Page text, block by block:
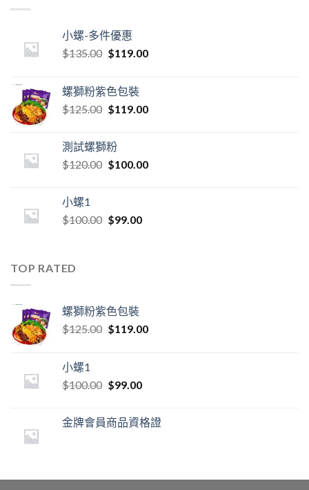
小螺-多件優惠
$135.00 $119.00
螺獅粉紫色包裝
$125.00 $119.00
測試螺獅粉
$120.00 $100.00
小螺1
$100.00 $99.00
TOP RATED
螺獅粉紫色包裝
$125.00 $119.00
小螺1
$100.00 $99.00
金牌會員商品資格證